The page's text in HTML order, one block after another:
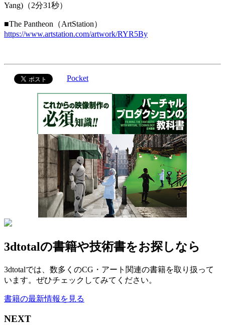
Yang)（2分31秒）
■The Pantheon（ArtStation）
https://www.artstation.com/artwork/RYR5By
Pocket
3dtotalの書籍や技術書をお探しなら
3dtotalでは、数多くのCG・アート関連の書籍を取り扱って
います。ぜひチェックしてみてください。
書籍の最新情報を見る
NEXT